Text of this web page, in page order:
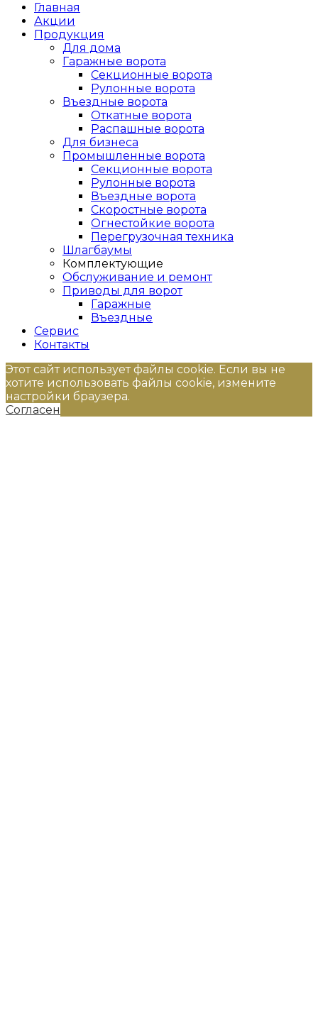
Главная
Акции
Продукция
Для дома
Гаражные ворота
Секционные ворота
Рулонные ворота
Въездные ворота
Откатные ворота
Распашные ворота
Для бизнеса
Промышленные ворота
Секционные ворота
Рулонные ворота
Въездные ворота
Скоростные ворота
Огнестойкие ворота
Перегрузочная техника
Шлагбаумы
Комплектующие
Обслуживание и ремонт
Приводы для ворот
Гаражные
Въездные
Сервис
Контакты
Этот сайт использует файлы cookie. Если вы не
хотите использовать файлы cookie, измените
настройки браузера.
Согласен